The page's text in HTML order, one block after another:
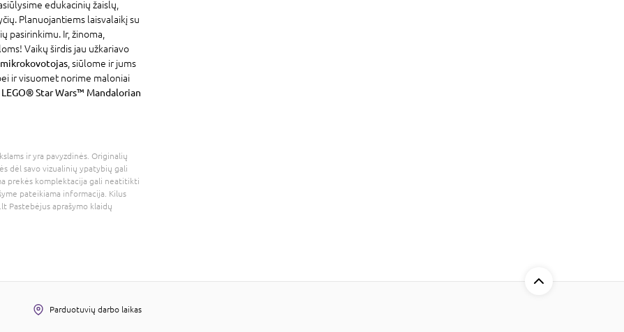
edukacinių žaislų,
Planuojantiems laisvalaikį su
pasirinkimu. Ir, žinoma,
Vaikų širdis jau užkariavo
, siūlome ir jums
ir visuomet norime maloniai
Star Wars™ Mandalorian
ir yra pavyzdinės. Originalių
dėl savo vizualinių ypatybių gali
prekės komplektacija gali neatitikti
pateikiama informacija. Kilus
Pastebėjus aprašymo klaidų
Parduotuvių darbo laikas